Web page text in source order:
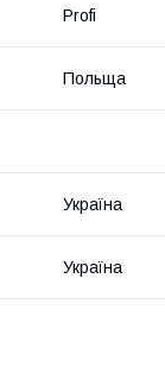
Profi
Польща
Україна
Україна